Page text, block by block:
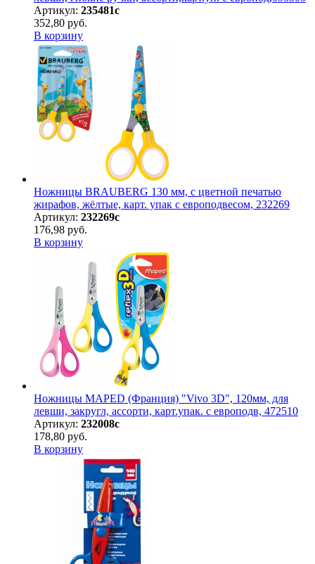
Артикул: 235481с
352,80 руб.
В корзину
Ножницы BRAUBERG 130 мм, с цветной печатью
жирафов, жёлтые, карт. упак с европодвесом, 232269
Артикул: 232269с
176,98 руб.
В корзину
Ножницы MAPED (Франция) "Vivo 3D", 120мм, для
левши, закругл, ассорти, карт.упак. с европодв, 472510
Артикул: 232008с
178,80 руб.
В корзину